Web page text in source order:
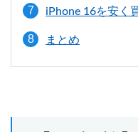
iPhone 16を安く
まとめ